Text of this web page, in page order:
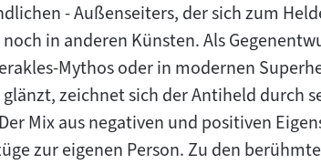
- Außenseiters, der sich zum
in anderen Künsten. Als
Mythos oder in modernen
zeichnet sich der Antiheld durch
Mix aus negativen und positiven
zur eigenen Person. Zu den